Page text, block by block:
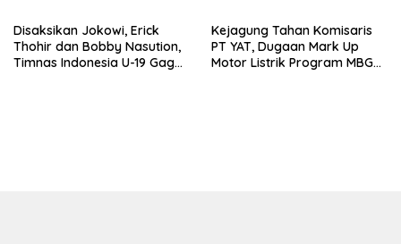
Disaksikan Jokowi, Erick
Thohir dan Bobby Nasution,
Timnas Indonesia U-19 Gagal
Kejagung Tahan Komisaris
PT YAT, Dugaan Mark Up
Motor Listrik Program MBG